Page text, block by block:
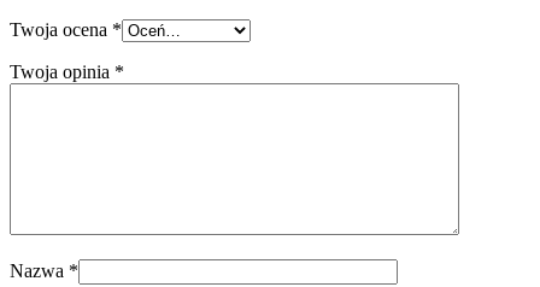
Twoja ocena *
Twoja opinia *
Nazwa *